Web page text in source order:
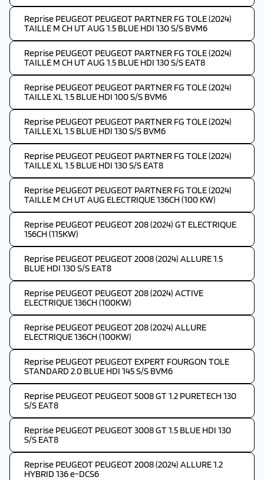
Reprise PEUGEOT PEUGEOT PARTNER FG TOLE (2024)
TAILLE M CH UT AUG 1.5 BLUE HDI 130 S/S BVM6
Reprise PEUGEOT PEUGEOT PARTNER FG TOLE (2024)
TAILLE M CH UT AUG 1.5 BLUE HDI 130 S/S EAT8
Reprise PEUGEOT PEUGEOT PARTNER FG TOLE (2024)
TAILLE XL 1.5 BLUE HDI 100 S/S BVM6
Reprise PEUGEOT PEUGEOT PARTNER FG TOLE (2024)
TAILLE XL 1.5 BLUE HDI 130 S/S BVM6
Reprise PEUGEOT PEUGEOT PARTNER FG TOLE (2024)
TAILLE XL 1.5 BLUE HDI 130 S/S EAT8
Reprise PEUGEOT PEUGEOT PARTNER FG TOLE (2024)
TAILLE M CH UT AUG ELECTRIQUE 136CH (100 KW)
Reprise PEUGEOT PEUGEOT 208 (2024) GT ELECTRIQUE
156CH (115KW)
Reprise PEUGEOT PEUGEOT 2008 (2024) ALLURE 1.5
BLUE HDI 130 S/S EAT8
Reprise PEUGEOT PEUGEOT 208 (2024) ACTIVE
ELECTRIQUE 136CH (100KW)
Reprise PEUGEOT PEUGEOT 208 (2024) ALLURE
ELECTRIQUE 136CH (100KW)
Reprise PEUGEOT PEUGEOT EXPERT FOURGON TOLE
STANDARD 2.0 BLUE HDI 145 S/S BVM6
Reprise PEUGEOT PEUGEOT 5008 GT 1.2 PURETECH 130
S/S EAT8
Reprise PEUGEOT PEUGEOT 3008 GT 1.5 BLUE HDI 130
S/S EAT8
Reprise PEUGEOT PEUGEOT 2008 (2024) ALLURE 1.2
HYBRID 136 e-DCS6